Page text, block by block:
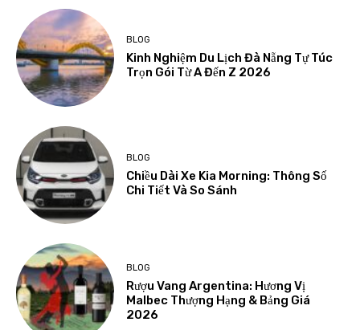
BLOG
Kinh Nghiệm Du Lịch Đà Nẵng Tự Túc
Trọn Gói Từ A Đến Z 2026
BLOG
Chiều Dài Xe Kia Morning: Thông Số
Chi Tiết Và So Sánh
BLOG
Rượu Vang Argentina: Hương Vị
Malbec Thượng Hạng & Bảng Giá
2026